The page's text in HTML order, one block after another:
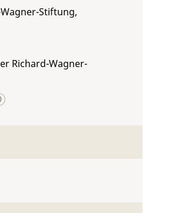
Stiftung,
Richard-Wagner-